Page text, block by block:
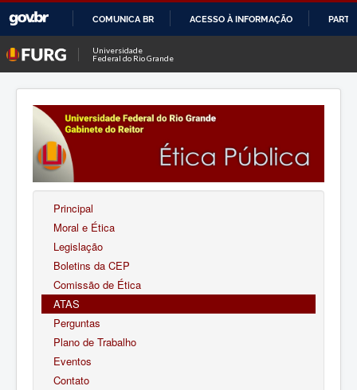
O
CONTEÚDO
COMUNICA BR ACESSO À INFORMAÇÃO
Universidade
Federal do Rio Grande
Principal
Moral e Ética
Legislação
Boletins da CEP
Comissão de Ética
ATAS
Perguntas
Plano de Trabalho
Eventos
Contato